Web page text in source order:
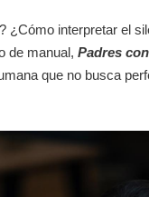
interpretar el
de manual, Padres
que no busca